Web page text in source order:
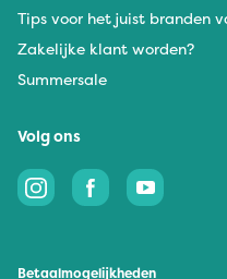
Tips voor het juist branden
Zakelijke klant worden?
Summersale
Volg ons
Betaalmogelijkheden